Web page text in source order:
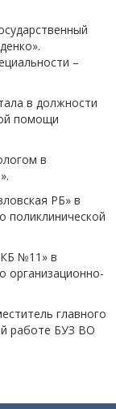
–
в должности
помощи
в
РБ» в
поликлинической
№11» в
организационно-
главного
работе БУЗ ВО